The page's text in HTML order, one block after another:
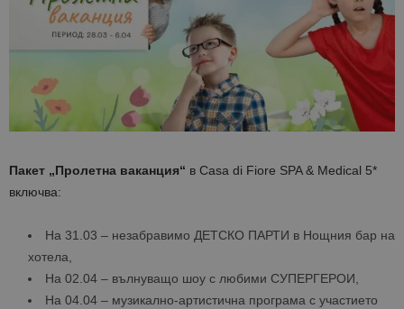
Пакет „Пролетна ваканция“ в Casa di Fiore SPA & Medical 5*
включва:
На 31.03 – незабравимо ДЕТСКО ПАРТИ в Нощния бар на
хотела,
На 02.04 – вълнуващо шоу с любими СУПЕРГЕРОИ,
На 04.04 – музикално-артистична програма с участието